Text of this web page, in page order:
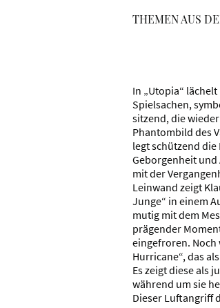
THEMEN AUS
In „Utopia“
Spielsachen,
sitzend, die
Phantombild des
legt schützend die
Geborgenheit und
mit der
Leinwand zeigt
Junge“ in einem
mutig mit dem
prägender
eingefroren. Noch
Hurricane“, das
Es zeigt diese als
während um sie
Dieser Luftangriff